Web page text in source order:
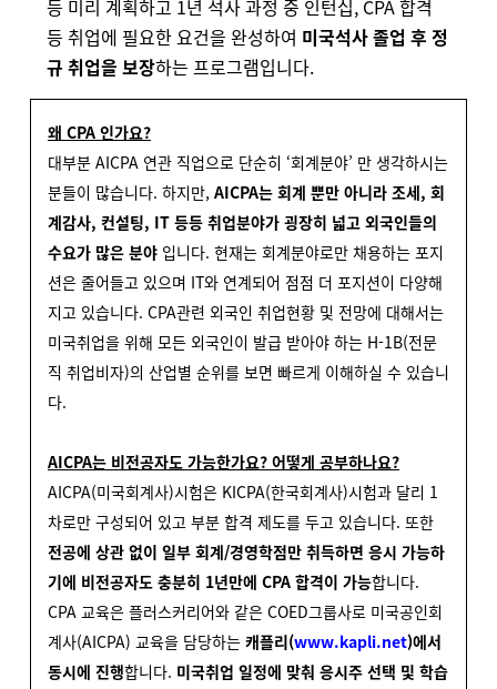
등 미리 계획하고 1년 석사 과정 중 인턴십, CPA 합격
등 취업에 필요한 요건을 완성하여 미국석사 졸업 후 정
규 취업을 보장하는 프로그램입니다.
왜 CPA 인가요?
대부분 AICPA 연관 직업으로 단순히 ‘회계분야’ 만 생각하시는
분들이 많습니다. 하지만, AICPA는 회계 뿐만 아니라 조세, 회
계감사, 컨설팅, IT 등등 취업분야가 굉장히 넓고 외국인들의
수요가 많은 분야 입니다. 현재는 회계분야로만 채용하는 포지
션은 줄어들고 있으며 IT와 연계되어 점점 더 포지션이 다양해
지고 있습니다. CPA관련 외국인 취업현황 및 전망에 대해서는
미국취업을 위해 모든 외국인이 발급 받아야 하는 H-1B(전문
직 취업비자)의 산업별 순위를 보면 빠르게 이해하실 수 있습니
다.
AICPA는 비전공자도 가능한가요? 어떻게 공부하나요?
AICPA(미국회계사)시험은 KICPA(한국회계사)시험과 달리 1
차로만 구성되어 있고 부분 합격 제도를 두고 있습니다. 또한
전공에 상관 없이 일부 회계/경영학점만 취득하면 응시 가능하
기에 비전공자도 충분히 1년만에 CPA 합격이 가능합니다.
CPA 교육은 플러스커리어와 같은 COED그룹사로 미국공인회
계사(AICPA) 교육을 담당하는 캐플리(www.kapli.net)에서
동시에 진행합니다. 미국취업 일정에 맞춰 응시주 선택 및 학습